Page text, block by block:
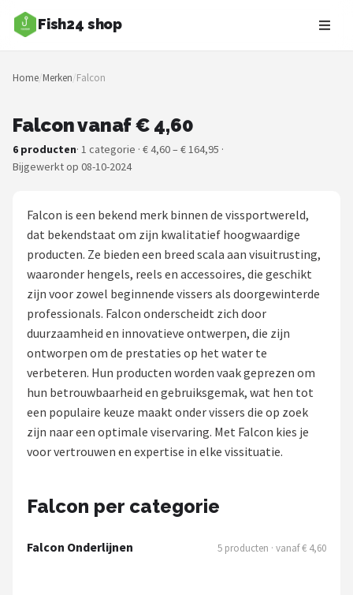
Fish24 shop
Zoeken
NAVIGATIE
Merken
Hengelsoorten
Hengels
Molens
Shop
POPULAIRE MERKEN
Home/Merken/Falcon
Falcon vanaf € 4,60
6 producten· 1 categorie · € 4,60 – € 164,95 ·
Bijgewerkt op 08-10-2024
Falcon is een bekend merk binnen de vissportwereld,
dat bekendstaat om zijn kwalitatief hoogwaardige
producten. Ze bieden een breed scala aan visuitrusting,
waaronder hengels, reels en accessoires, die geschikt
zijn voor zowel beginnende vissers als doorgewinterde
professionals. Falcon onderscheidt zich door
duurzaamheid en innovatieve ontwerpen, die zijn
ontworpen om de prestaties op het water te
verbeteren. Hun producten worden vaak geprezen om
hun betrouwbaarheid en gebruiksgemak, wat hen tot
een populaire keuze maakt onder vissers die op zoek
zijn naar een optimale viservaring. Met Falcon kies je
voor vertrouwen en expertise in elke vissituatie.
Falcon per categorie
Falcon Onderlijnen 5 producten · vanaf € 4,60